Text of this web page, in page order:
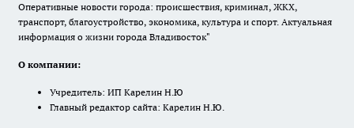
Оперативные новости города: происшествия, криминал, ЖКХ,
транспорт, благоустройство, экономика, культура и спорт. Актуальная
информация о жизни города Владивосток"
О компании:
Учредитель: ИП Карелин Н.Ю
Главный редактор сайта: Карелин Н.Ю.